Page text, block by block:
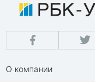
О компании